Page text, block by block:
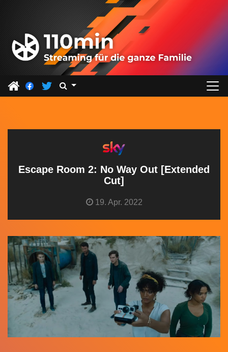
Escape Room 2: No Way Out [Extended
Cut]
19. Apr. 2022